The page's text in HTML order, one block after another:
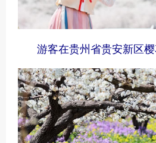
游客在贵州省贵安新区